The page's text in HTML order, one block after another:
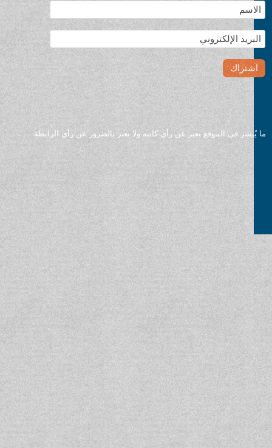
في الموقع يعبر عن رأي كاتبه ولا يعبر بالضرور عن رأي الرابطة